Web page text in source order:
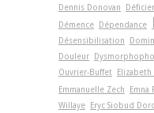
Dennis Donovan
Démence
Dépendance
Désensibilisation
Douleur
Ouvrier-Buffet
Elizabeth
Emmanuelle Zech
Emna
Willaye
Eryc Siobud